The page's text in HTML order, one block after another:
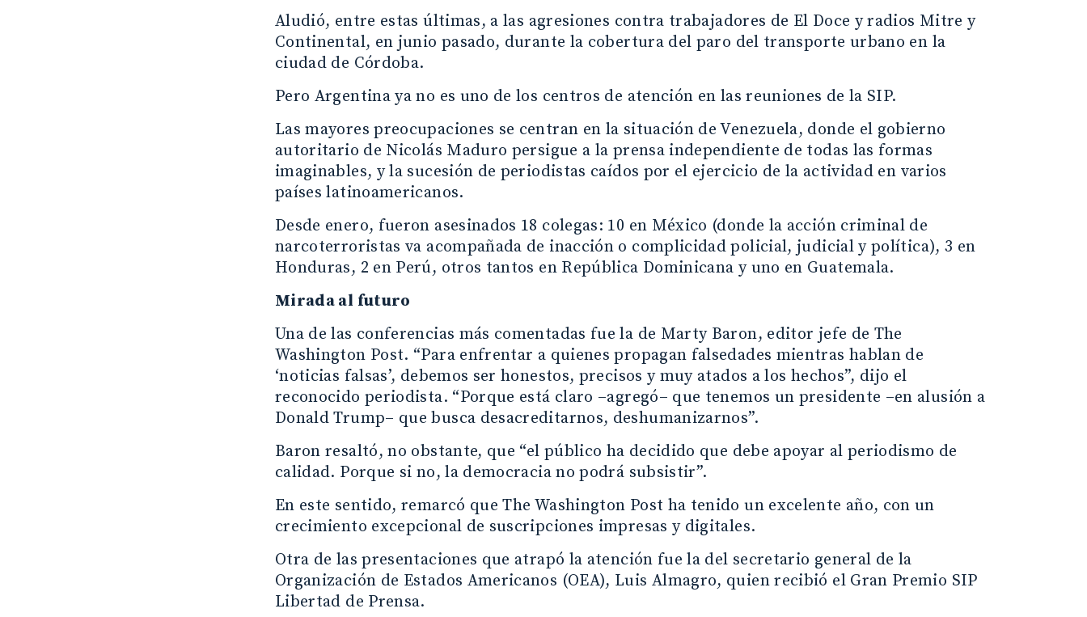
Aludió, entre estas últimas, a las agresiones contra trabajadores de El Doce y radios Mitre y
Continental, en junio pasado, durante la cobertura del paro del transporte urbano en la
ciudad de Córdoba.
Pero Argentina ya no es uno de los centros de atención en las reuniones de la SIP.
Las mayores preocupaciones se centran en la situación de Venezuela, donde el gobierno
autoritario de Nicolás Maduro persigue a la prensa independiente de todas las formas
imaginables, y la sucesión de periodistas caídos por el ejercicio de la actividad en varios
países latinoamericanos.
Desde enero, fueron asesinados 18 colegas: 10 en México (donde la acción criminal de
narcoterroristas va acompañada de inacción o complicidad policial, judicial y política), 3 en
Honduras, 2 en Perú, otros tantos en República Dominicana y uno en Guatemala.
Mirada al futuro
Una de las conferencias más comentadas fue la de Marty Baron, editor jefe de The
Washington Post. “Para enfrentar a quienes propagan falsedades mientras hablan de
‘noticias falsas’, debemos ser honestos, precisos y muy atados a los hechos”, dijo el
reconocido periodista. “Porque está claro –agregó– que tenemos un presidente –en alusión a
Donald Trump– que busca desacreditarnos, deshumanizarnos”.
Baron resaltó, no obstante, que “el público ha decidido que debe apoyar al periodismo de
calidad. Porque si no, la democracia no podrá subsistir”.
En este sentido, remarcó que The Washington Post ha tenido un excelente año, con un
crecimiento excepcional de suscripciones impresas y digitales.
Otra de las presentaciones que atrapó la atención fue la del secretario general de la
Organización de Estados Americanos (OEA), Luis Almagro, quien recibió el Gran Premio SIP
Libertad de Prensa.